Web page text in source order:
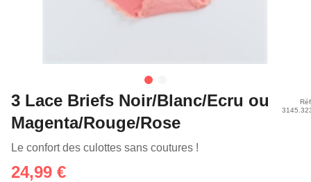
3 Lace Briefs Noir/Blanc/Ecru ou
Magenta/Rouge/Rose
Le confort des culottes sans coutures !
24,99 €